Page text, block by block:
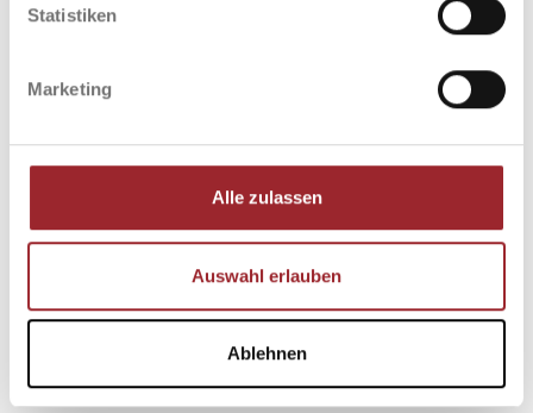
Statistiken
Marketing
Alle zulassen
Auswahl erlauben
Ablehnen
MEHR INFOS